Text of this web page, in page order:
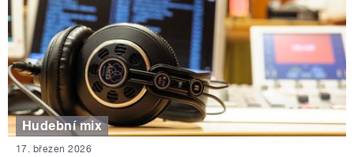
Hudební mix
17. březen 2026